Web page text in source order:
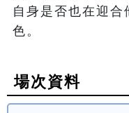
自身是否也在迎合
色。
場次資料